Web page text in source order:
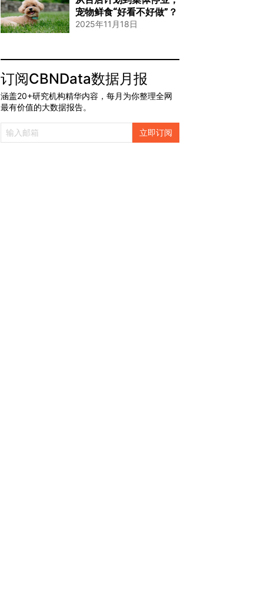
宠物鲜食“好看不好做”？
2025年11月18日
订阅CBNData数据月报
涵盖20+研究机构精华内容，每月为你整理全网
最有价值的大数据报告。
立即订阅